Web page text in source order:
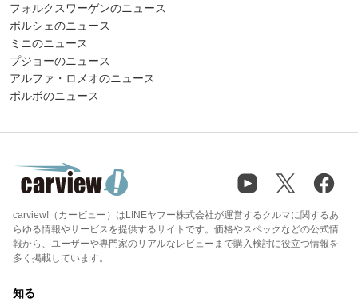
フォルクスワーゲンのニュース
ポルシェのニュース
ミニのニュース
プジョーのニュース
アルファ・ロメオのニュース
ボルボのニュース
carview!（カービュー）はLINEヤフー株式会社が運営するクルマに関するあ
らゆる情報やサービスを提供するサイトです。価格やスペックなどの公式情
報から、ユーザーや専門家のリアルなレビューまで購入検討に役立つ情報を
多く掲載しています。
知る